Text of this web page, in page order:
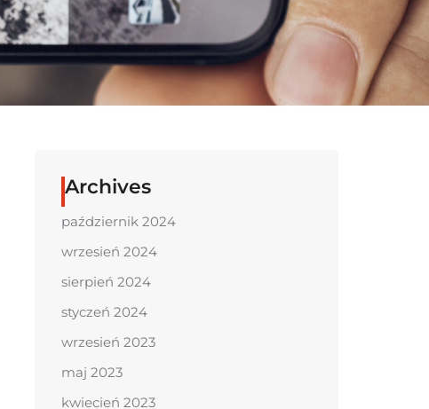
Archives
październik 2024
wrzesień 2024
sierpień 2024
styczeń 2024
wrzesień 2023
maj 2023
kwiecień 2023